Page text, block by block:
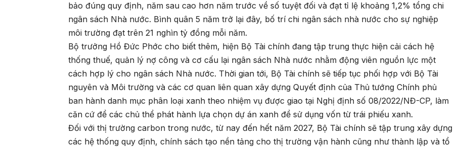
bảo đúng quy định, năm sau cao hơn năm trước về số tuyệt đối và đạt tỉ lệ khoảng 1,2% tổng chi
ngân sách Nhà nước. Bình quân 5 năm trở lại đây, bố trí chi ngân sách nhà nước cho sự nghiệp
môi trường đạt trên 21 nghìn tỷ đồng mỗi năm.
Bộ trưởng Hồ Đức Phớc cho biết thêm, hiện Bộ Tài chính đang tập trung thực hiện cải cách hệ
thống thuế, quản lý nợ công và cơ cấu lại ngân sách Nhà nước nhằm động viên nguồn lực một
cách hợp lý cho ngân sách Nhà nước. Thời gian tới, Bộ Tài chính sẽ tiếp tục phối hợp với Bộ Tài
nguyên và Môi trường và các cơ quan liên quan xây dựng Quyết định của Thủ tướng Chính phủ
ban hành danh mục phân loại xanh theo nhiệm vụ được giao tại Nghị định số 08/2022/NĐ-CP, làm
căn cứ để các chủ thể phát hành lựa chọn dự án xanh để sử dụng vốn từ trái phiếu xanh.
Đối với thị trường carbon trong nước, từ nay đến hết năm 2027, Bộ Tài chính sẽ tập trung xây dựng
các hệ thống quy định, chính sách tạo nền tảng cho thị trường vận hành cũng như thành lập và tổ